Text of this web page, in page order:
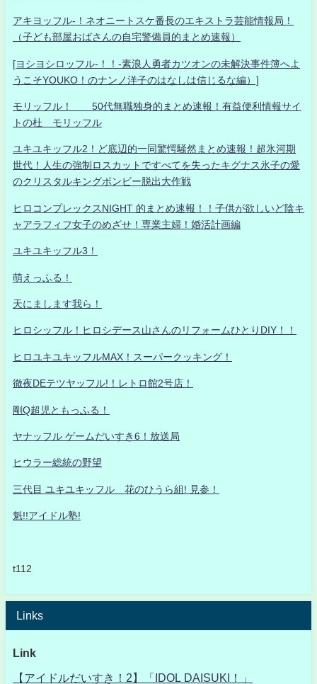
アキヨッフル-！ネオニートスケ番長のエキストラ芸能情報局！
（子ども部屋おばさんの自宅警備員的まとめ速報）
[ヨシヨシロッフル-！！-素浪人勇者カツオンの未解決事件簿へよ
うこそYOUKO！のナンノ洋子のはなしは信じるな編）]
モリッフル！ 50代無職独身的まとめ速報！有益便利情報サイ
トの杜 モリッフル
ユキユキッフル2！ど底辺的一同驚愕騒然まとめ速報！超氷河期
世代！人生の強制ロスカットですべてを失ったキグナス氷子の愛
のクリスタルキングボンビー脱出大作戦
ヒロコンプレックスNIGHT 的まとめ速報！！子供が欲しいど陰キ
ャアラフィフ女子のめざせ！専業主婦！婚活計画編
ユキユキッフル3！
萌えっふる！
天にまします我ら！
ヒロシッフル！ヒロシデース山さんのリフォームひとりDIY！！
ヒロユキユキッフルMAX！スーパークッキング！
徹夜DEテツヤッフル!！レトロ館2号店！
剛Q超児ともっふる！
ヤナッフル ゲームだいすき6！放送局
ヒウラー総統の野望
三代目 ユキユキッフル 花のひうら組! 見参！
魁!!アイドル塾!
t112
Links
Link
【アイドルだいすき！2】「IDOL DAISUKI！」